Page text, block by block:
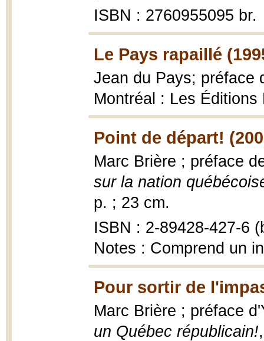
ISBN : 2760955095 br.
Le Pays rapaillé
Jean du Pays; préface
Montréal : Les Éditions
Point de départ!
Marc Brière ; préface
sur la nation
p. ; 23 cm.
ISBN : 2-89428-427-6
Notes : Comprend un
Pour sortir de
Marc Brière ; préface
un Québec républicain!